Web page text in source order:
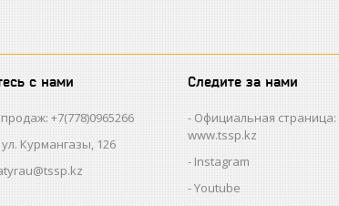
с нами
+7(778)0965266
Курмангазы, 126
Следите за нами
Официальная страница:
www.tssp.kz
Instagram
Youtube